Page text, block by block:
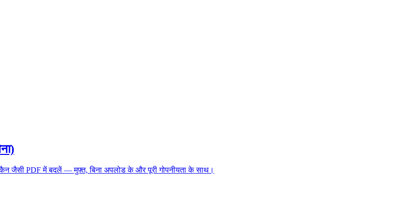
जैसी PDF में बदलें — मुफ़्त, बिना अपलोड के और पूरी गोपनीयता के साथ।